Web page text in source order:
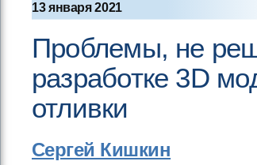
13 января 2021
Проблемы, не
разработке 3D
отливки
Сергей Кишкин